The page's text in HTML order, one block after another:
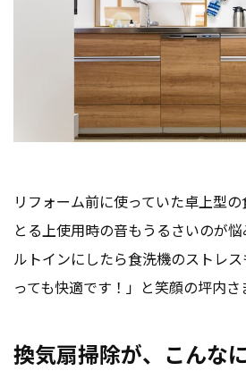
リフォーム前に使っていた卓上型
とる上使用時の音もうるさいのが
ルトインにしたら食洗機のストレ
っても快適です！」と笑顔の坪内さ
換気扇掃除が、こんな